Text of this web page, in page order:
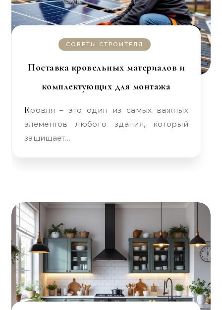
СОВЕТЫ СТРОИТЕЛЯ
Поставка кровельных материалов и
комплектующих для монтажа
Кровля – это один из самых важных
элементов любого здания, который
защищает…